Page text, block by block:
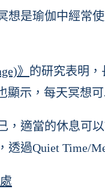
想是瑜伽中經常
》 的研究表明，
顯示，每天冥想可
，適當的休息可
過Quiet Time/